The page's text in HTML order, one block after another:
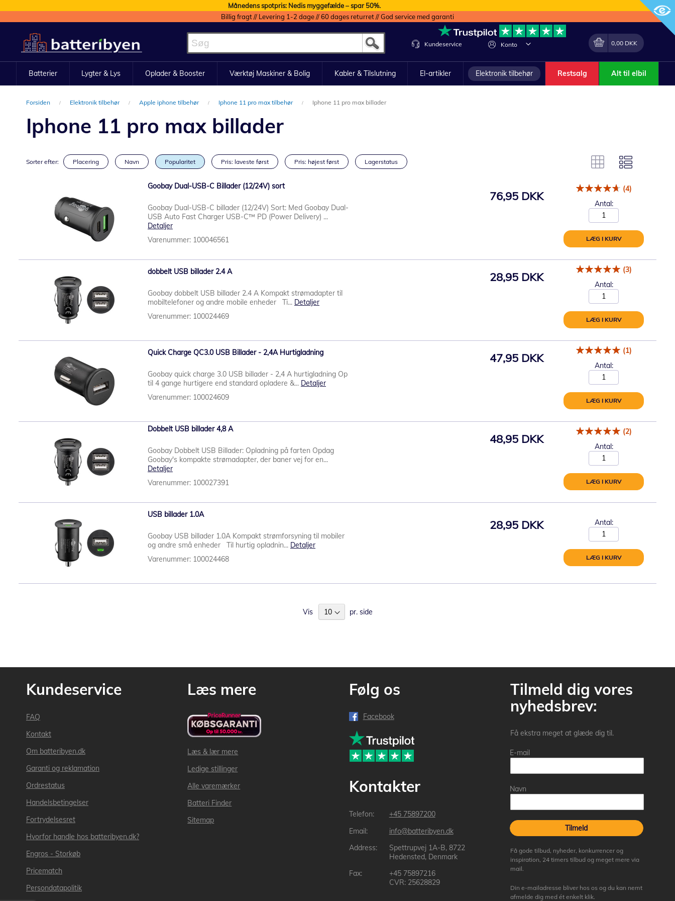
Månedens spotpris: Nedis myggefælde – spar 50%.
Billig fragt // Levering 1-2 dage // 60 dages returret // God service med garanti
to
Content
Konto
Lave
Min indkøbskurv
0,00 DKK
Kundeservice
Batterier Lygter & Lys Oplader & Booster Værktøj Maskiner & Bolig Kabler & Tilslutning El-artikler Elektronik tilbehør Restsalg Alt til elbil
Forsiden Elektronik tilbehør Apple iphone tilbehør Iphone 11 pro max tilbehør Iphone 11 pro max billader
Iphone 11 pro max billader
Sorter efter: Placering Navn Popularitet Pris: laveste først Pris: højest først Lagerstatus
Goobay Dual-USB-C Billader (12/24V) sort
Goobay Dual-USB-C billader (12/24V) Sort: Med Goobay Dual-
USB Auto Fast Charger USB-C™ PD (Power Delivery) ...
Detaljer
Varenummer: 100046561
76,95 DKK
(4)
Antal:
LÆG I KURV
dobbelt USB billader 2.4 A
Goobay dobbelt USB billader 2.4 A Kompakt strømadapter til
mobiltelefoner og andre mobile enheder Ti... Detaljer
Varenummer: 100024469
28,95 DKK
(3)
Antal:
LÆG I KURV
Quick Charge QC3.0 USB Billader - 2,4A Hurtigladning
Goobay quick charge 3.0 USB billader - 2,4 A hurtigladning Op
til 4 gange hurtigere end standard opladere &... Detaljer
Varenummer: 100024609
47,95 DKK
(1)
Antal:
LÆG I KURV
Dobbelt USB billader 4,8 A
Goobay Dobbelt USB Billader: Opladning på farten Opdag
Goobay's kompakte strømadapter, der baner vej for en...
Detaljer
Varenummer: 100027391
48,95 DKK
(2)
Antal:
LÆG I KURV
USB billader 1.0A
Goobay USB billader 1.0A Kompakt strømforsyning til mobiler
og andre små enheder Til hurtig opladnin... Detaljer
Varenummer: 100024468
28,95 DKK Antal:
LÆG I KURV
Vis pr. side
Kundeservice
FAQ
Kontakt
Om batteribyen.dk
Garanti og reklamation
Ordrestatus
Handelsbetingelser
Fortrydelsesret
Hvorfor handle hos batteribyen.dk?
Engros - Storkøb
Pricematch
Persondatapolitik
Læs mere
Læs & lær mere
Ledige stillinger
Alle varemærker
Batteri Finder
Sitemap
Følg os
Facebook
Kontakter
+45 75897200
info@batteribyen.dk
Spettrupvej 1A-B, 8722
Hedensted, Denmark
+45 75897216
CVR: 25628829
Tilmeld dig vores
nyhedsbrev:
Få ekstra meget at glæde dig til.
E-mail
Navn
Tilmeld
Få gode tilbud, nyheder, konkurrencer og
inspiration, 24 timers tilbud og meget mere via
mail.
Din e-mailadresse bliver hos os og du kan nemt
afmelde dig med ét enkelt klik.